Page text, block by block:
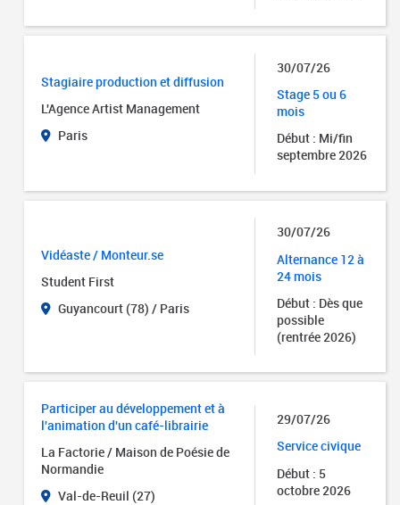
Stagiaire production et diffusion
L'Agence Artist Management
Paris
30/07/26
Stage 5 ou 6
mois
Début : Mi/fin
septembre 2026
Vidéaste / Monteur.se
Student First
Guyancourt (78) / Paris
30/07/26
Alternance 12 à
24 mois
Début : Dès que
possible
(rentrée 2026)
Participer au développement et à
l'animation d'un café-librairie
La Factorie / Maison de Poésie de
Normandie
Val-de-Reuil (27)
29/07/26
Service civique
Début : 5
octobre 2026